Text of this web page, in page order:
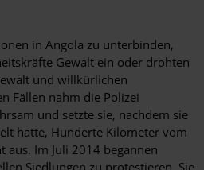
in Angola zu unterbinden,
Gewalt ein oder drohten
und willkürlichen
Fällen nahm die Polizei
und setzte sie, nachdem sie
hatte, Hunderte Kilometer vom
aus. Im Juli 2014 begannen